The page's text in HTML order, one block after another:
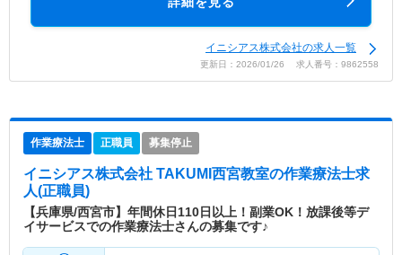
イニシアス株式会社の求人一覧
更新日：2026/01/26 求人番号：9862558
作業療法士 正職員 募集停止
イニシアス株式会社 TAKUMI西宮教室の作業療法士求
人(正職員)
【兵庫県/西宮市】年間休日110日以上！副業OK！放課後等デ
イサービスでの作業療法士さんの募集です♪